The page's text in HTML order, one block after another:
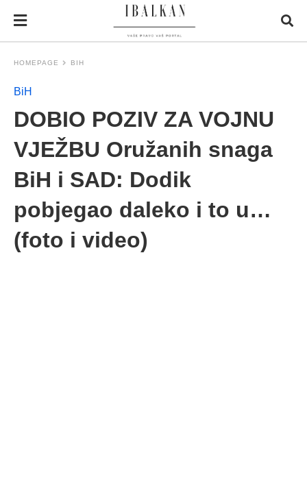
HOMEPAGE BIH
BiH
DOBIO POZIV ZA VOJNU
VJEŽBU Oružanih snaga
BiH i SAD: Dodik
pobjegao daleko i to u…
(foto i video)